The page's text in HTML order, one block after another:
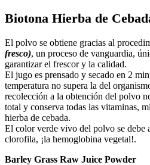
Biotona Hierba de
El polvo se obtiene gracias al
fresco), un proceso de vanguardia,
garantizar el frescor y la calidad.
El jugo es prensado y secado en 2
temperatura no supera la del
recolección a la obtención del polvo
total y conserva todas las vitaminas,
hierba de cebada.
El color verde vivo del polvo se debe
clorofila, ¡la hemoglobina vegetal!.
Barley Grass Raw Juice Powder